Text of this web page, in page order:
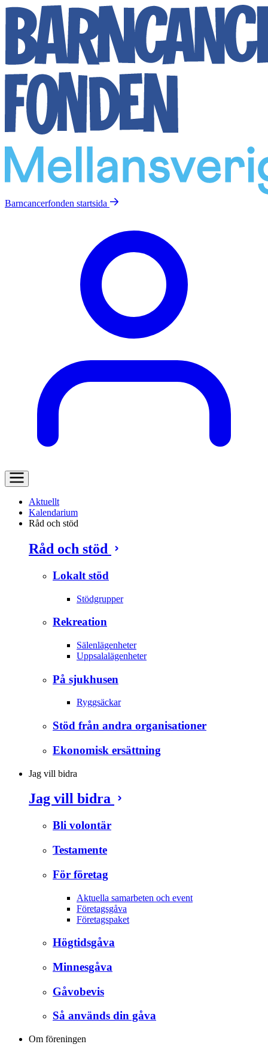
Barncancerfonden startsida
Aktuellt
Kalendarium
Råd och stöd
Råd och stöd
Lokalt stöd
Stödgrupper
Rekreation
Sälenlägenheter
Uppsalalägenheter
På sjukhusen
Ryggsäckar
Stöd från andra organisationer
Ekonomisk ersättning
Jag vill bidra
Jag vill bidra
Bli volontär
Testamente
För företag
Aktuella samarbeten och event
Företagsgåva
Företagspaket
Högtidsgåva
Minnesgåva
Gåvobevis
Så används din gåva
Om föreningen